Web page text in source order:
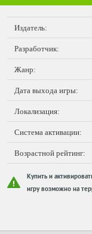
Издатель:
Разработчик:
Жанр:
Дата выхода игры:
Локализация:
Система активации:
Возрастной рейтинг:
Купить и
игру возможно на